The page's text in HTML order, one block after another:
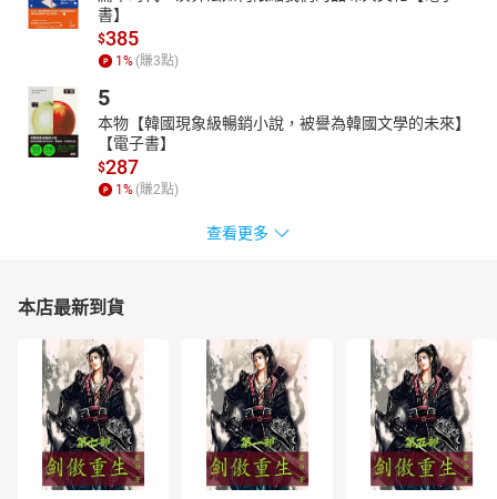
書】
$385
1 % (賺3點)
5
本物【韓國現象級暢銷小說，被譽為韓國文學的未來】
【電子書】
$287
1 % (賺2點)
查看更多
本店最新到貨